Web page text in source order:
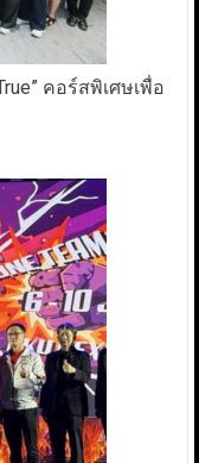
คอร์สพิเศษเพื่อ